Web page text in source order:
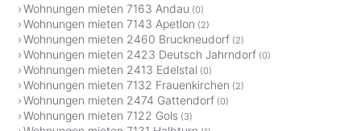
Wohnungen mieten 7163 Andau (0)
Wohnungen mieten 7143 Apetlon (2)
Wohnungen mieten 2460 Bruckneudorf (2)
Wohnungen mieten 2423 Deutsch Jahrndorf (0)
Wohnungen mieten 2413 Edelstal (0)
Wohnungen mieten 7132 Frauenkirchen (2)
Wohnungen mieten 2474 Gattendorf (0)
Wohnungen mieten 7122 Gols (3)